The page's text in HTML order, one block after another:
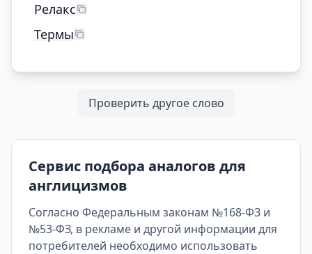
Релакс
Термы
Проверить другое слово
Сервис подбора аналогов для
англицизмов
Согласно Федеральным законам №168-ФЗ и
№53-ФЗ, в рекламе и другой информации для
потребителей необходимо использовать